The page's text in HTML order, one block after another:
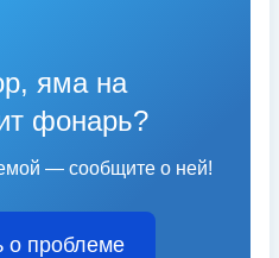
яма на
фонарь?
— сообщите о ней!
о проблеме